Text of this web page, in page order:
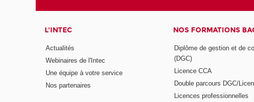
L'INTEC
Actualités
Webinaires de l'Intec
Une équipe à votre service
Nos partenaires
NOS FORMATIONS
Diplôme de gestion et de
(DGC)
Licence CCA
Double parcours DGC/
Licences professionnelles